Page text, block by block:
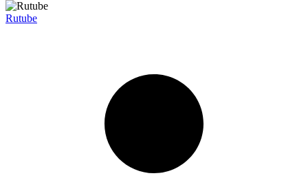
Rutube